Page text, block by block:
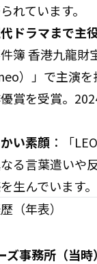
れています。
ドラマまで主
簿 香港九龍
）」で主演
賞を受賞。
い素顔 ：「
る言葉遣いや
生んでいます。
（年表）
ズ事務所（当